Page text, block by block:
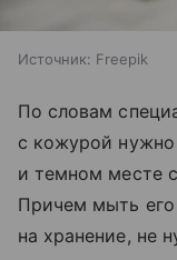
Источник: Freepik
По словам
с кожурой
и темном месте
Причем мыть его
на хранение, не